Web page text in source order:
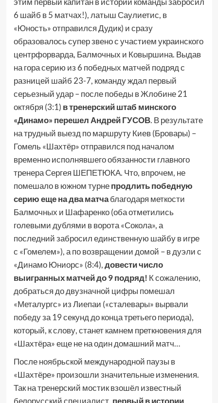
6 шайб в 5 матчах!), латыш Саулиетис, в
«Юность» отправился Дудик) и сразу
образовалось супер звено с участием украинского
центрфорварда, Балмочных и Ковыршина. Выдав
на гора серию из 6 победных матчей подрядс
разницей шайб 23-7, команду ждал первый
серьезный удар – после победы в Жлобине 21
октября (3:1) в тренерский штаб минского
«Динамо» перешел Андрей ГУСОВ. В результате
на трудный выезд по маршруту Киев (Бровары) –
Гомель «Шахтёр» отправился под началом
временно исполнявшего обязанности главного
тренера Сергея ШЕПЕТЮКА. Что, впрочем, не
помешало в южном турнепродлить победную
серию еще на два матчаблагодаря меткости
Балмочных и Шафаренко (оба отметились
голевыми дублями в ворота «Сокола», а
последний забросил единственную шайбу в игре
с «Гомелем»), а по возвращении домой – в дуэли с
«Динамо Юниорс» (8:4),довести число
выигранных матчей до 9 подряд! К сожалению,
добраться до двузначной цифры помешал
«Металургс» из Лиепаи («сталевары» вырвали
победу за 19 секунд до конца третьего периода),
который, к слову, станет камнем преткновения для
«Шахтёра» еще не на один домашний матч…
После ноябрьской международной паузы в
«Шахтёре» произошли значительные изменения.
Так на тренерский мостик взошёл известный
белорусский специалист, первый в истории